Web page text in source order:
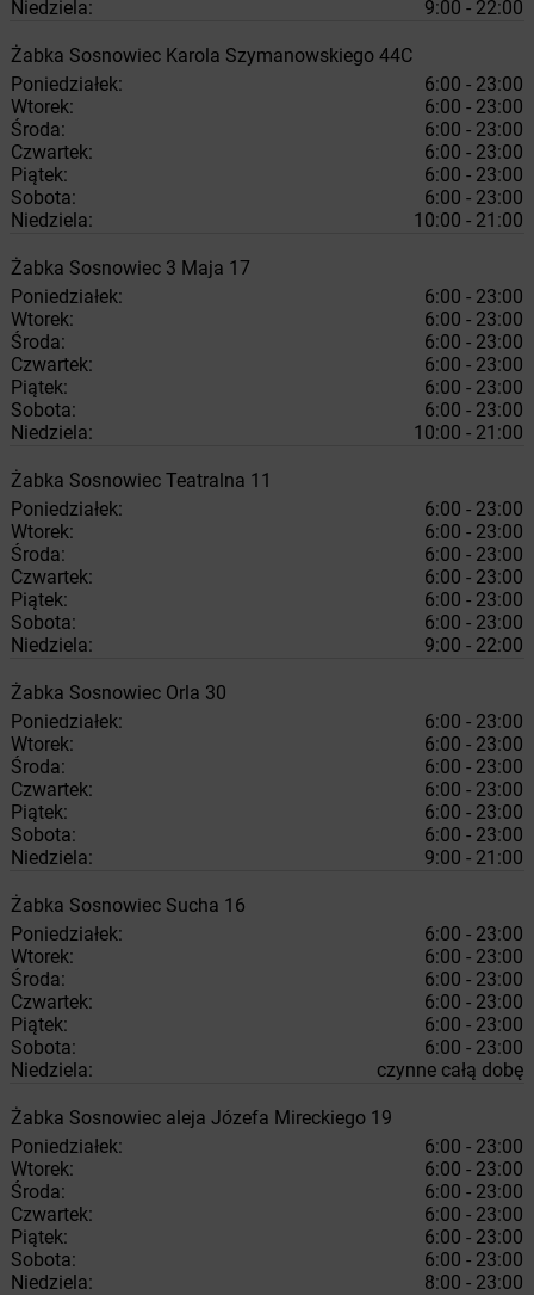
Niedziela: 9:00 - 22:00
Żabka Sosnowiec Karola Szymanowskiego 44C
Poniedziałek:
6:00 - 23:00
Wtorek:
6:00 - 23:00
Środa:
6:00 - 23:00
Czwartek:
6:00 - 23:00
Piątek:
6:00 - 23:00
Sobota:
6:00 - 23:00
Niedziela:
10:00 - 21:00
Żabka Sosnowiec 3 Maja 17
Poniedziałek:
6:00 - 23:00
Wtorek:
6:00 - 23:00
Środa:
6:00 - 23:00
Czwartek:
6:00 - 23:00
Piątek:
6:00 - 23:00
Sobota:
6:00 - 23:00
Niedziela:
10:00 - 21:00
Żabka Sosnowiec Teatralna 11
Poniedziałek:
6:00 - 23:00
Wtorek:
6:00 - 23:00
Środa:
6:00 - 23:00
Czwartek:
6:00 - 23:00
Piątek:
6:00 - 23:00
Sobota:
6:00 - 23:00
Niedziela:
9:00 - 22:00
Żabka Sosnowiec Orla 30
Poniedziałek:
6:00 - 23:00
Wtorek:
6:00 - 23:00
Środa:
6:00 - 23:00
Czwartek:
6:00 - 23:00
Piątek:
6:00 - 23:00
Sobota:
6:00 - 23:00
Niedziela:
9:00 - 21:00
Żabka Sosnowiec Sucha 16
Poniedziałek:
6:00 - 23:00
Wtorek:
6:00 - 23:00
Środa:
6:00 - 23:00
Czwartek:
6:00 - 23:00
Piątek:
6:00 - 23:00
Sobota:
6:00 - 23:00
Niedziela:
czynne całą dobę
Żabka Sosnowiec aleja Józefa Mireckiego 19
Poniedziałek:
6:00 - 23:00
Wtorek:
6:00 - 23:00
Środa:
6:00 - 23:00
Czwartek:
6:00 - 23:00
Piątek:
6:00 - 23:00
Sobota:
6:00 - 23:00
Niedziela:
8:00 - 23:00